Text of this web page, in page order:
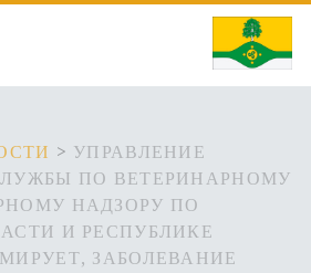
> УПРАВЛЕНИЕ
ПО ВЕТЕРИНАРНОМУ
НАДЗОРУ ПО
И РЕСПУБЛИКЕ
ЗАБОЛЕВАНИЕ